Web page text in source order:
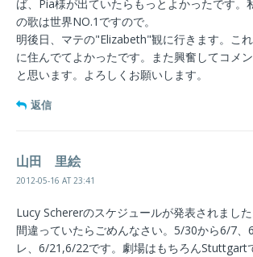
ば、Pia様が出ていたらもっとよかったです。
の歌は世界NO.1ですので。
明後日、マテの"Elizabeth"観に行きます。こ
に住んでてよかったです。また興奮してコメ
と思います。よろしくお願いします。
返信
山田 里絵
2012-05-16 AT 23:41
Lucy Schererのスケジュールが発表されまし
間違っていたらごめんなさい。5/30から6/7、
レ、6/21,6/22です。劇場はもちろんStuttgart